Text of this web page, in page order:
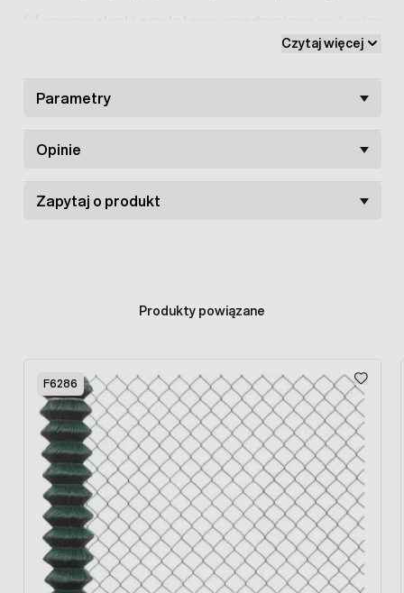
stabilne i odporne na wyginanie, co sprawia iż mogą być
cm. Zastąpienie malowania powlekaniem sprawia, że słupki
siatkowych idealnie nadają się do wykorzystania przy
jednorodzinnych, działek i placów przemysłowych. Kapturki
dostępne w kolorze zielonym.
sztucznego, specjalna budowa
Specjalne otwory montażowe czynią słupek niezwykle
uniwersalnym. Słupki kompatybilne są zesłupkami
podporowymi fi38. Specjalna powłoka PCV sprawia, iż
słupek nie wymaga malowania, utrzymuje kolor i
szczelność powłoki przez dziesiątki lat.
Czytaj więcej
Parametry
Opinie
Zapytaj o produkt
Produkty powiązane
F6286